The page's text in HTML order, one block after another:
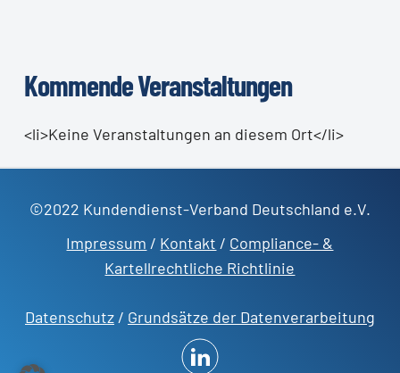
Kommende Veranstaltungen
<li>Keine Veranstaltungen an diesem Ort</li>
©2022 Kundendienst-Verband Deutschland e.V.
Impressum / Kontakt / Compliance- &
Kartellrechtliche Richtlinie
Datenschutz/ Grundsätze der Datenverarbeitung